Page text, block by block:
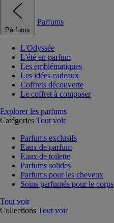
Parfums
Parfums
L'Odyssée
L'été en parfum
Les emblématiques
Les idées cadeaux
Coffrets découverte
Le coffret à composer
Explorer les parfums
Catégories Tout voir
Parfums exclusifs
Eaux de parfum
Eaux de toilette
Parfums solides
Parfums pour les cheveux
Soins parfumés pour le corps
Tout voir
Collections Tout voir